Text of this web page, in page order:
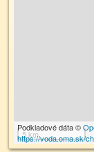
5 km
Podkladové dáta ©
https://voda.oma.sk/